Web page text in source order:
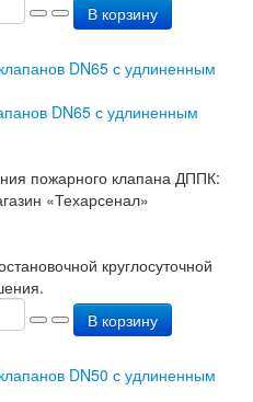
В корзину
DN65 с удлиненным
круглосуточной
В корзину